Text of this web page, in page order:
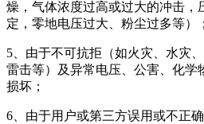
燥，气体浓度过高或过大的冲击，
定，零地电压过大、粉尘过多等）；
5、由于不可抗拒（如火灾、水灾
雷击等）及异常电压、公害、化学
损坏；
6、由于用户或第三方误用或不正